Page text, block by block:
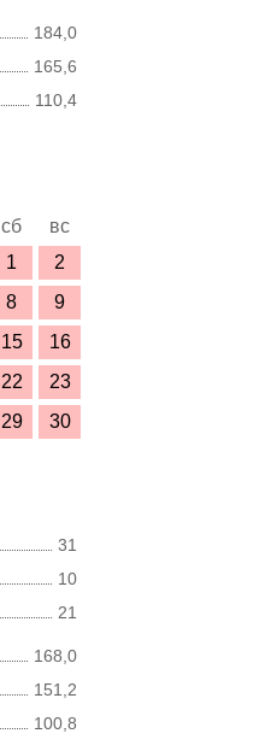
184,0
165,6
110,4
сб
вс
1
2
8
9
15
16
22
23
29
30
31
10
21
168,0
151,2
100,8